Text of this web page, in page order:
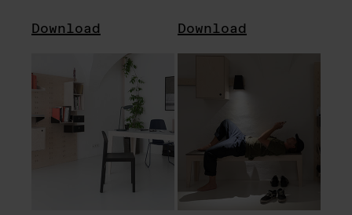
Download Download